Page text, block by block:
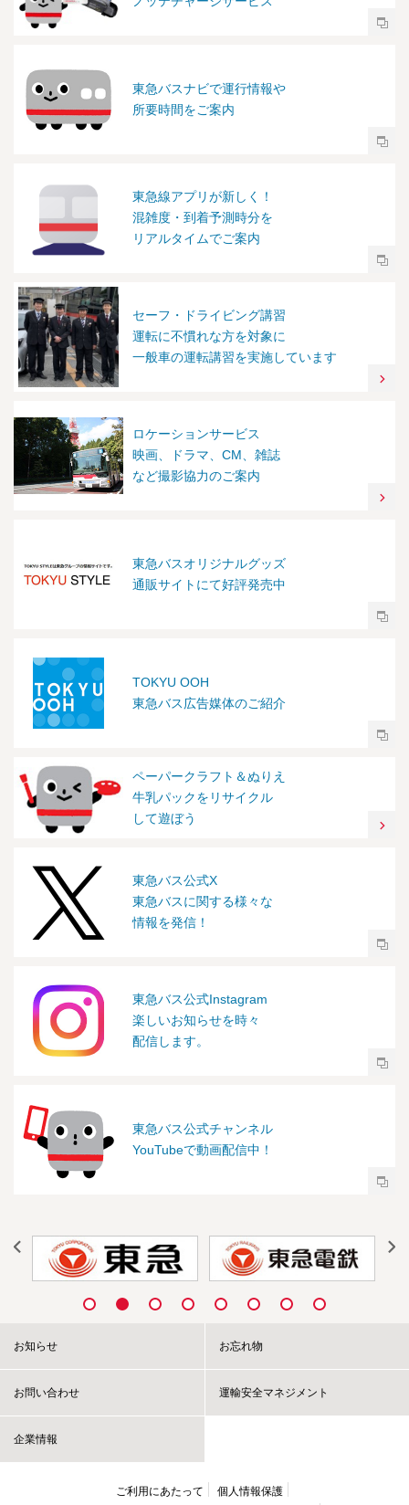
東急バスナビで運行情報や
所要時間をご案内
東急線アプリが新しく！
混雑度・到着予測時分を
リアルタイムでご案内
セーフ・ドライビング講習
運転に不慣れな方を対象に
一般車の運転講習を実施しています
ロケーションサービス
映画、ドラマ、CM、雑誌
など撮影協力のご案内
東急バスオリジナルグッズ
通販サイトにて好評発売中
TOKYU OOH
東急バス広告媒体のご紹介
ペーパークラフト＆ぬりえ
牛乳パックをリサイクル
して遊ぼう
東急バス公式X
東急バスに関する様々な
情報を発信！
東急バス公式Instagram
楽しいお知らせを時々
配信します。
東急バス公式チャンネル
YouTubeで動画配信中！
お知らせ お忘れ物
お問い合わせ 運輸安全マネジメント
企業情報
ご利用にあたって 個人情報保護